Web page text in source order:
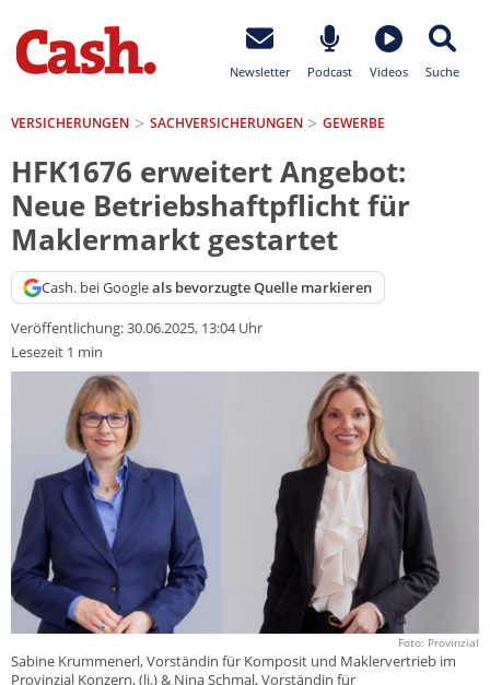
Newsletter Podcast Videos Suche
VERSICHERUNGEN SACH­VERSICHERUNGEN GEWERBE
HFK1676 erweitert Angebot:
Neue Betriebshaftpflicht für
Maklermarkt gestartet
Cash. bei Googleals bevorzugte Quelle markieren
Veröffentlichung:30.06.2025, 13:04 Uhr
Lesezeit 1 min
Foto: Provinzial
Sabine Krummenerl, Vorständin für Komposit und Maklervertrieb im
Provinzial Konzern, (li.) & Nina Schmal, Vorständin für